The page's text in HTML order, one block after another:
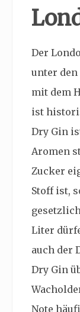
Der
unter den
mit dem
ist
Dry Gin
Aromen
Zucker
Stoff ist,
Liter
auch der
Dry Gin
Note